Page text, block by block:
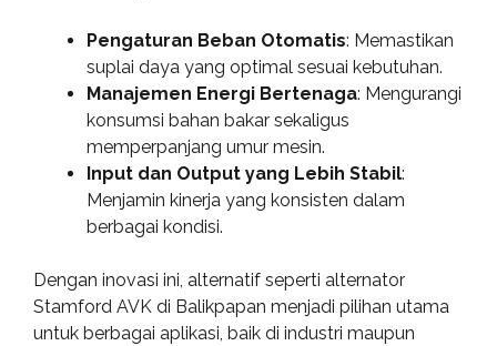
Pengaturan Beban Otomatis: Memastikan
suplai daya yang optimal sesuai kebutuhan.
Manajemen Energi Bertenaga: Mengurangi
konsumsi bahan bakar sekaligus
memperpanjang umur mesin.
Input dan Output yang Lebih Stabil:
Menjamin kinerja yang konsisten dalam
berbagai kondisi.
Dengan inovasi ini, alternatif seperti alternator
Stamford AVK di Balikpapan menjadi pilihan utama
untuk berbagai aplikasi, baik di industri maupun